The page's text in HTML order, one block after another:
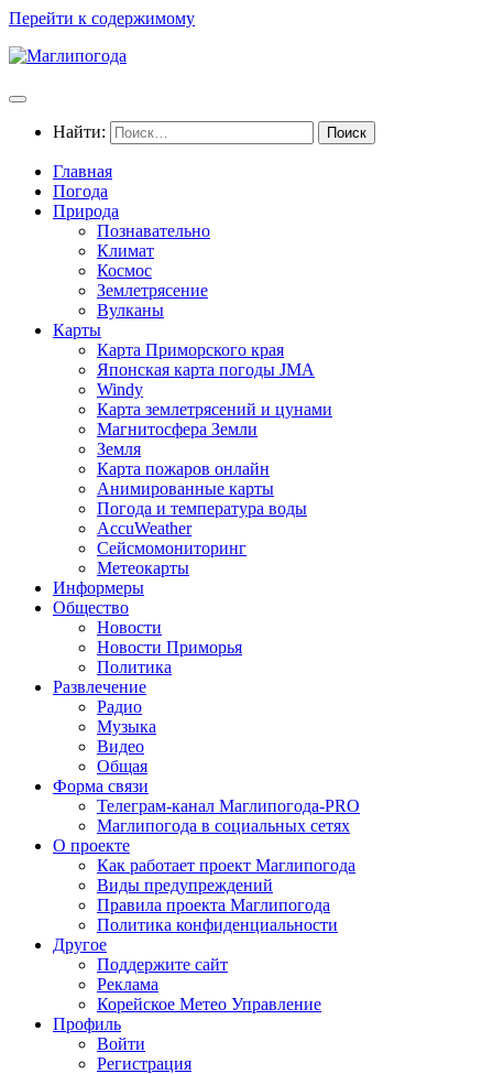
Перейти к содержимому
Найти:
Главная
Погода
Природа
Познавательно
Климат
Космос
Землетрясение
Вулканы
Карты
Карта Приморского края
Японская карта погоды JMA
Windy
Карта землетрясений и цунами
Магнитосфера Земли
Земля
Карта пожаров онлайн
Анимированные карты
Погода и температура воды
AccuWeather
Сейсмомониторинг
Метеокарты
Информеры
Общество
Новости
Новости Приморья
Политика
Развлечение
Радио
Музыка
Видео
Общая
Форма связи
Телеграм-канал Маглипогода-PRO
Маглипогода в социальных сетях
О проекте
Как работает проект Маглипогода
Виды предупреждений
Правила проекта Маглипогода
Политика конфиденциальности
Другое
Поддержите сайт
Реклама
Корейское Метео Управление
Профиль
Войти
Регистрация